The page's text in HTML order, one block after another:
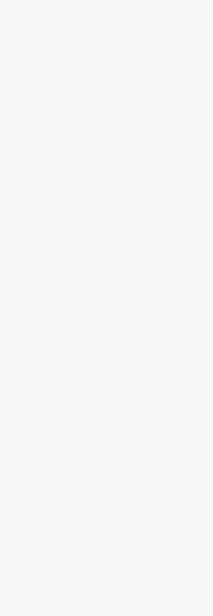
一官网，同时请会员自身提高警惕，避免上